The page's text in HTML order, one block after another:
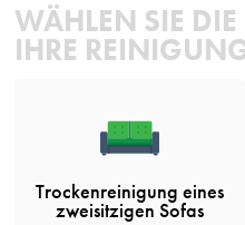
WÄHLEN SIE
IHRE
Trockenreinigung eines
zweisitzigen Sofas